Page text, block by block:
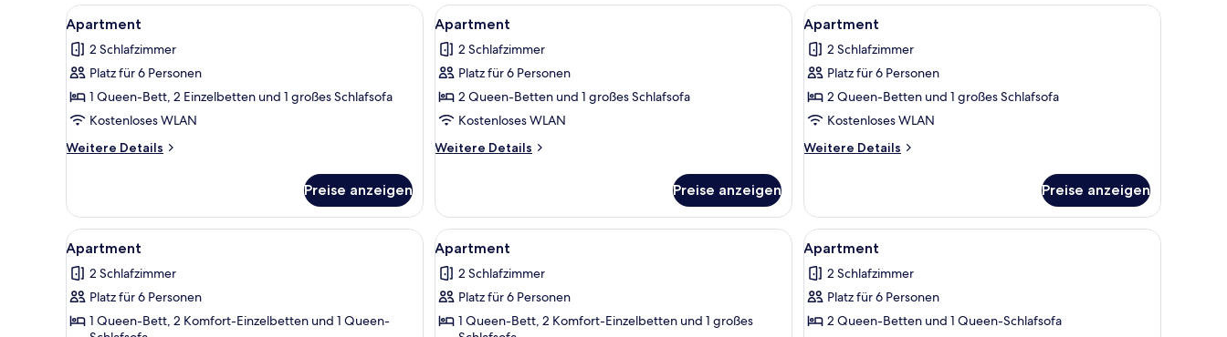
Alle
Fotos
für
Apartment
anzeigen
Apartment | 2 Schlafzimmer, Bügeleisen/Bügelbrett, kostenloses WLAN
1
Apartment
2 Schlafzimmer
Platz für 6 Personen
1 Queen-Bett, 2 Einzelbetten und 1 großes Schlafsofa
Kostenloses WLAN
Weitere Details
Weitere
Preise anzeigen
Alle
Fotos
für
Apartment
anzeigen
Apartment | 2 Schlafzimmer, Bügeleisen/Bügelbrett, kostenloses WLAN
7
Apartment
2 Schlafzimmer
Platz für 6 Personen
2 Queen-Betten und 1 großes Schlafsofa
Kostenloses WLAN
Weitere Details
Weitere
Preise anzeigen
Alle
Fotos
für
Apartment
anzeigen
Apartment | 2 Schlafzimmer, Bügeleisen/
1
Apartment
2 Schlafzimmer
Platz für 6 Personen
2 Queen-Betten und 1 großes Schlafsofa
Kostenloses WLAN
Weitere Details
Weitere
Preise anzeigen
Alle
Fotos
für
Apartment
anzeigen
Apartment | 2 Schlafzimmer, Bügeleisen/Bügelbrett, kostenloses WLAN
9
Apartment
2 Schlafzimmer
Platz für 6 Personen
1 Queen-Bett, 2 Komfort-Einzelbetten und 1 Queen-
Alle
Fotos
für
Apartment
anzeigen
Apartment | 2 Schlafzimmer, Bügeleisen/Bügelbrett, kostenloses WLAN
1
Apartment
2 Schlafzimmer
Platz für 6 Personen
1 Queen-Bett, 2 Komfort-Einzelbetten und 1 großes
Alle
Fotos
für
Apartment
anzeigen
Apartment | 2 Schlafzimmer, Bügeleisen/
1
Apartment
2 Schlafzimmer
Platz für 6 Personen
2 Queen-Betten und 1 Queen-Schlafsofa